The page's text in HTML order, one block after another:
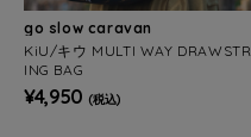
go slow caravan
KiU/キウ MULTI WAY DRAWSTR
ING BAG
¥4,950 (税込)